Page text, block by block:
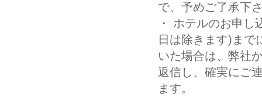
で、予めご了承下
・ ホテルのお申
日は除きます)ま
いた場合は、弊社
返信し、確実にご
ます。